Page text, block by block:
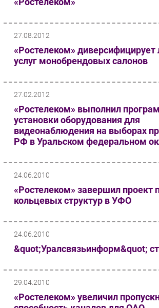
27.08.2012
«Ростелеком» диверсифицирует
услуг монобрендовых салонов
27.02.2012
«Ростелеком» выполнил
установки оборудования для
видеонаблюдения на выборах
РФ в Уральском федеральном
24.06.2010
«Ростелеком» завершил проект
кольцевых структур в УФО
24.06.2010
&quot;Уралсвязьинформ&quot;
29.04.2010
«Ростелеком» увеличил